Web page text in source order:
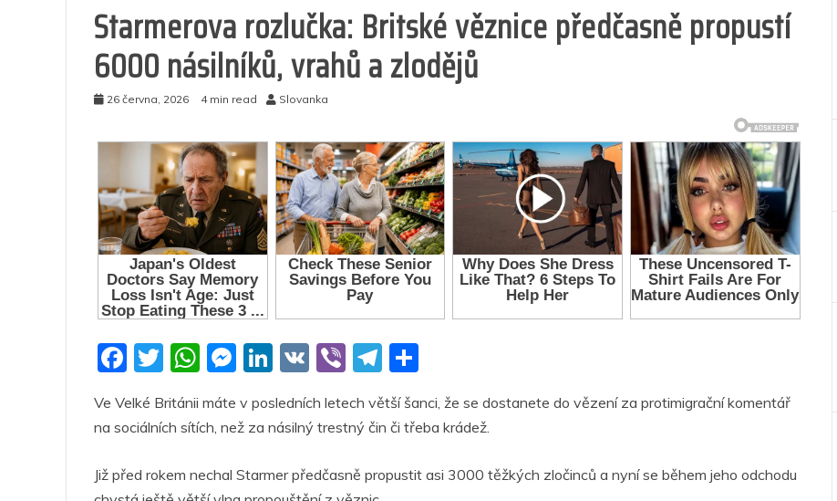
Starmerova rozlučka: Britské věznice předčasně propustí
6000 násilníků, vrahů a zlodějů
26 června, 2026 4 min read Slovanka
F
c
b
T
w
itt
W
at
A
M
ss
n
Li
k
dI
V
Vi
er
T
el
e
a
ar
Ve Velké Británii máte v posledních letech větší šanci, že se dostanete do vězení za protimigrační komentář
na sociálních sítích, než za násilný trestný čin či třeba krádež.
Již před rokem nechal Starmer předčasně propustit asi 3000 těžkých zločinců a nyní se během jeho odchodu